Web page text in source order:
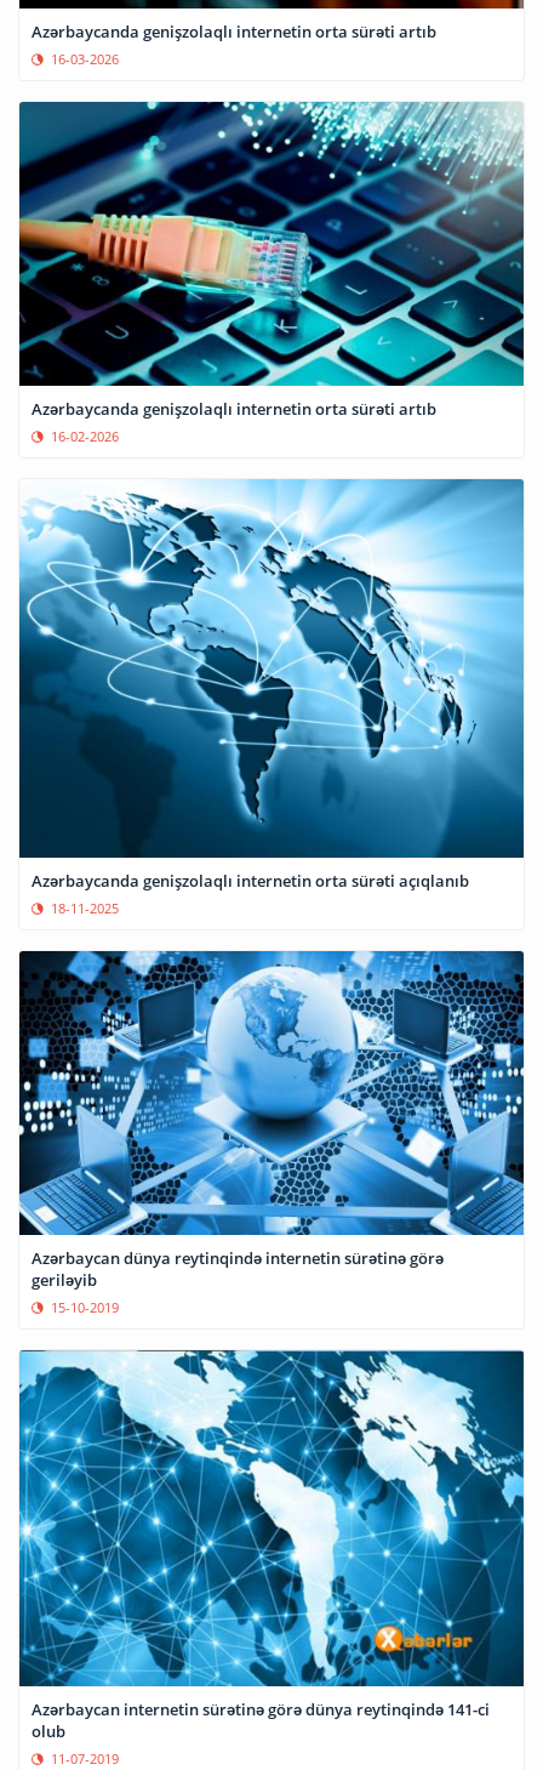
Azərbaycanda genişzolaqlı internetin orta sürəti artıb
16-03-2026
Azərbaycanda genişzolaqlı internetin orta sürəti artıb
16-02-2026
Azərbaycanda genişzolaqlı internetin orta sürəti açıqlanıb
18-11-2025
Azərbaycan dünya reytinqində internetin sürətinə görə
geriləyib
15-10-2019
Azərbaycan internetin sürətinə görə dünya reytinqində 141-ci
olub
11-07-2019